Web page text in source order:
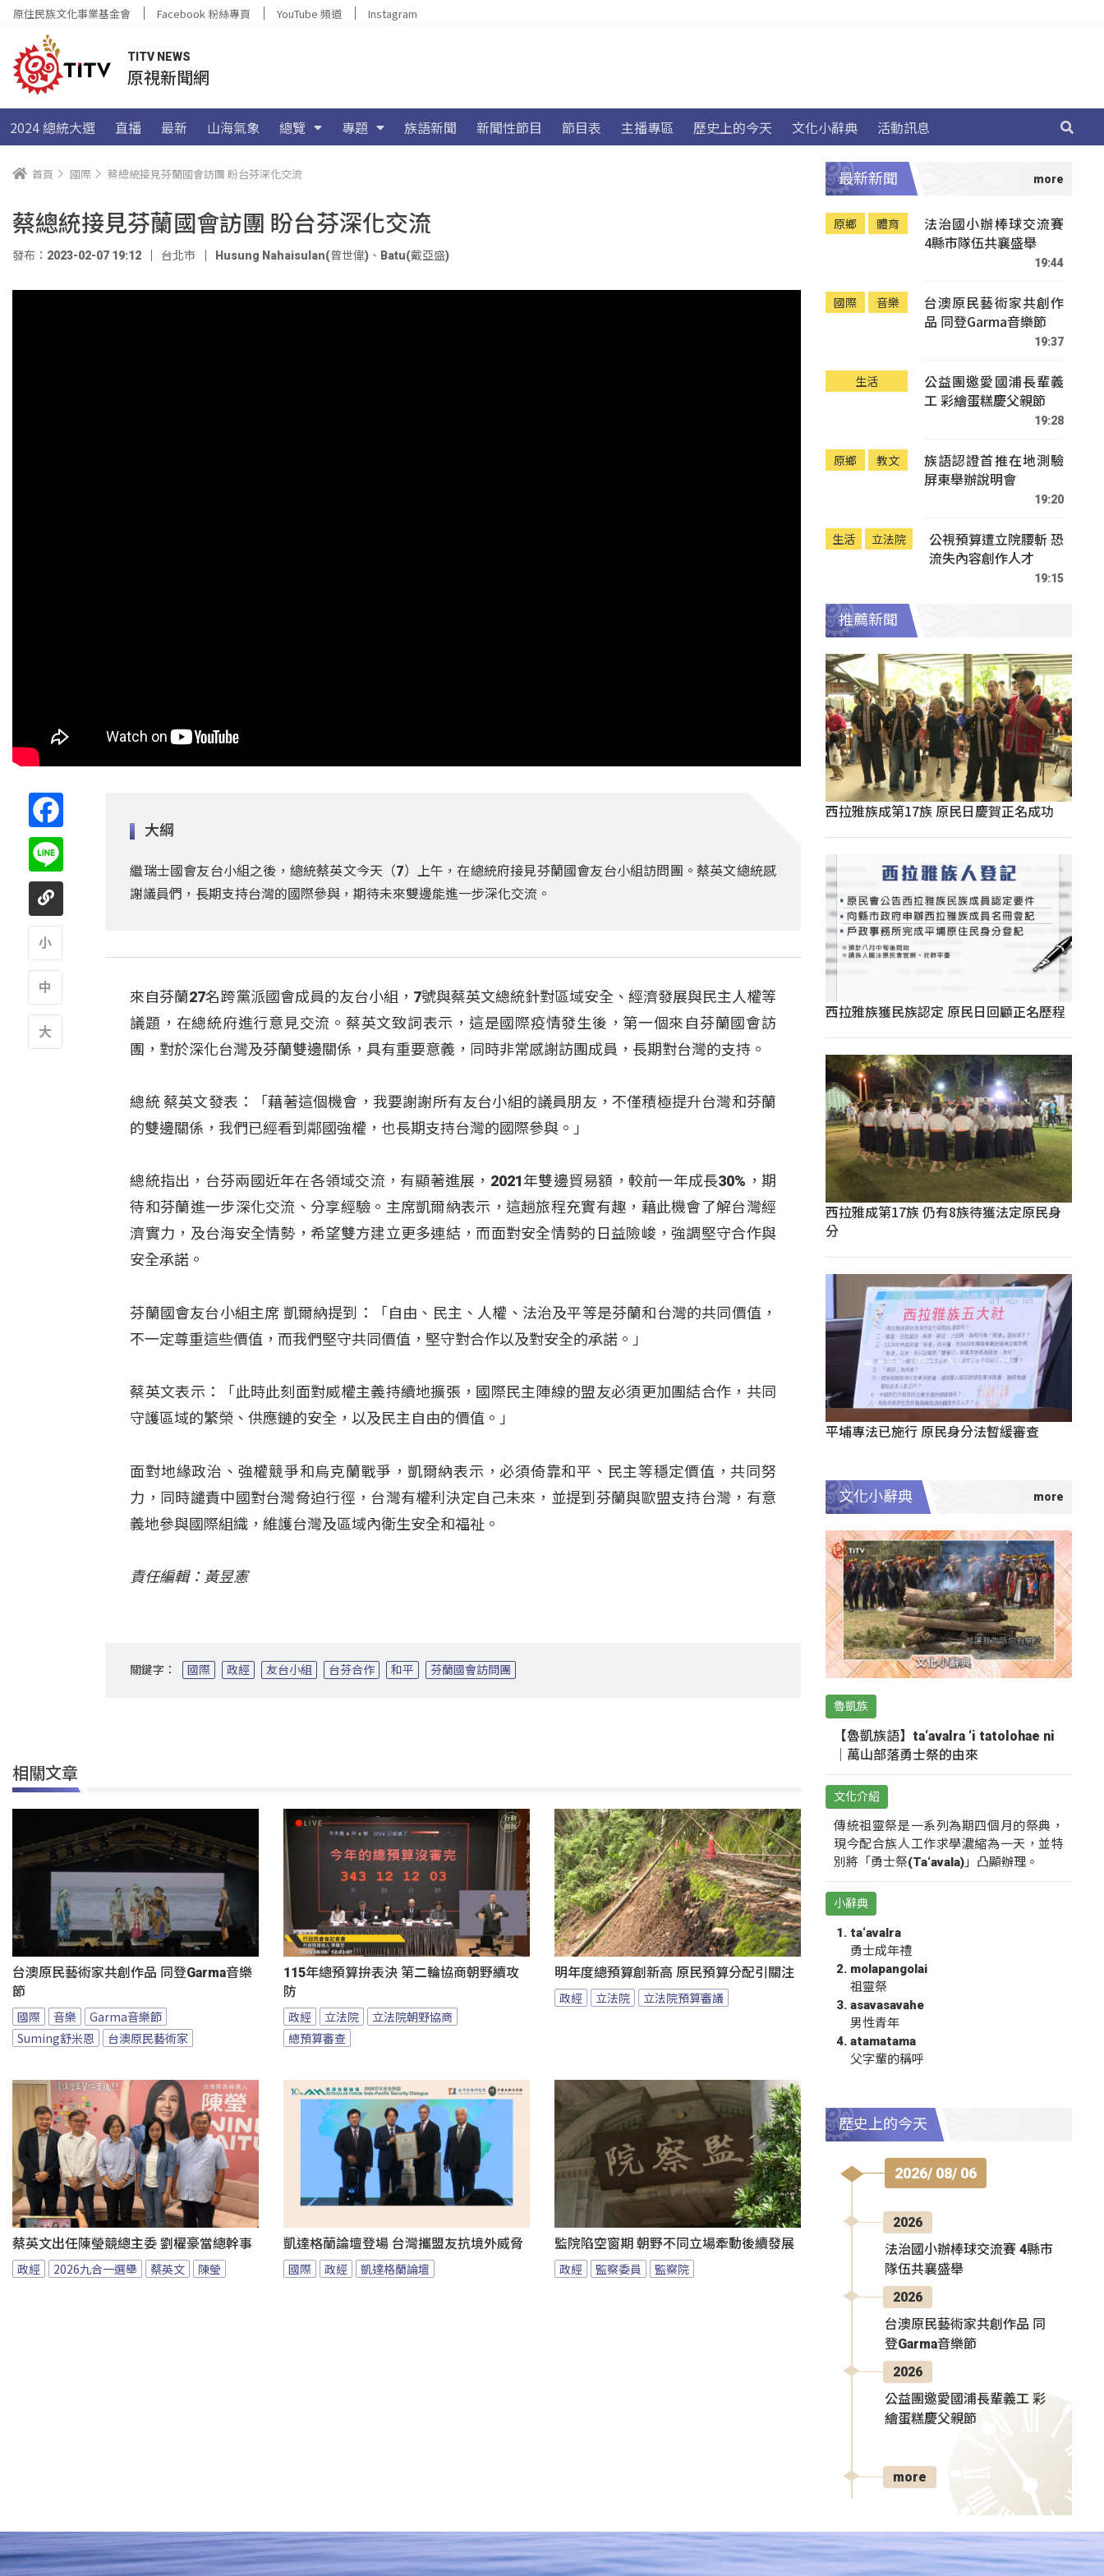
原住民族文化事業基金會 Facebook 粉絲專頁 YouTube 頻道 Instagram
TITV NEWS
原視新聞網
2024 總統大選 直播 最新 山海氣象 總覽 專題 族語新聞 新聞性節目 節目表 主播專區 歷史上的今天 文化小辭典 活動訊息
首頁 國際 蔡總統接見芬蘭國會訪團 盼台芬深化交流
蔡總統接見芬蘭國會訪團 盼台芬深化交流
發布：2023-02-07 19:12 台北市 Husung Nahaisulan(曾世偉) 、 Batu(戴亞盛)
大綱
繼瑞士國會友台小組之後，總統蔡英文今天（7）上午，在總統府接見芬蘭國會友台小組訪問團。蔡英文總統感
謝議員們，長期支持台灣的國際參與，期待未來雙邊能進一步深化交流。
來自芬蘭27名跨黨派國會成員的友台小組，7號與蔡英文總統針對區域安全、經濟發展與民主人權等
議題，在總統府進行意見交流。蔡英文致詞表示，這是國際疫情發生後，第一個來自芬蘭國會訪
團，對於深化台灣及芬蘭雙邊關係，具有重要意義，同時非常感謝訪團成員，長期對台灣的支持。
總統 蔡英文發表：「藉著這個機會，我要謝謝所有友台小組的議員朋友，不僅積極提升台灣和芬蘭
的雙邊關係，我們已經看到鄰國強權，也長期支持台灣的國際參與。」
總統指出，台芬兩國近年在各領域交流，有顯著進展，2021年雙邊貿易額，較前一年成長30%，期
待和芬蘭進一步深化交流、分享經驗。主席凱爾納表示，這趟旅程充實有趣，藉此機會了解台灣經
濟實力，及台海安全情勢，希望雙方建立更多連結，而面對安全情勢的日益險峻，強調堅守合作與
安全承諾。
芬蘭國會友台小組主席 凱爾納提到：「自由、民主、人權、法治及平等是芬蘭和台灣的共同價值，
不一定尊重這些價值，而我們堅守共同價值，堅守對合作以及對安全的承諾。」
蔡英文表示：「此時此刻面對威權主義持續地擴張，國際民主陣線的盟友必須更加團結合作，共同
守護區域的繁榮、供應鏈的安全，以及民主自由的價值。」
面對地緣政治、強權競爭和烏克蘭戰爭，凱爾納表示，必須倚靠和平、民主等穩定價值，共同努
力，同時譴責中國對台灣脅迫行徑，台灣有權利決定自己未來，並提到芬蘭與歐盟支持台灣，有意
義地參與國際組織，維護台灣及區域內衛生安全和福祉。
責任編輯：黃昱憲
關鍵字： 國際 政經 友台小組 台芬合作 和平 芬蘭國會訪問團
相關文章
台澳原民藝術家共創作品 同登Garma音樂
節
國際 音樂
Garma音樂節
Suming舒米恩
台澳原民藝術家
115年總預算拚表決 第二輪協商朝野續攻
防
政經 立法院
立法院朝野協商
總預算審查
明年度總預算創新高 原民預算分配引關注
政經 立法院 立法院預算審議
蔡英文出任陳瑩競總主委 劉櫂豪當總幹事
政經 2026九合一選舉 蔡英文 陳瑩
凱達格蘭論壇登場 台灣攜盟友抗境外威脅
國際 政經 凱達格蘭論壇
監院陷空窗期 朝野不同立場牽動後續發展
政經 監察委員 監察院
最新新聞
原鄉 體育
法治國小辦棒球交流賽
4縣市隊伍共襄盛舉
19:44
國際 音樂
台澳原民藝術家共創作
品 同登Garma音樂節
19:37
生活
公益團邀愛國浦長輩義
工 彩繪蛋糕慶父親節
19:28
原鄉 教文
族語認證首推在地測驗
屏東舉辦說明會
19:20
生活 立法院
公視預算遭立院腰斬 恐
流失內容創作人才
19:15
推薦新聞
西拉雅族成第17族 原民日慶賀正名成功
西拉雅族獲民族認定 原民日回顧正名歷程
西拉雅成第17族 仍有8族待獲法定原民身
分
平埔專法已施行 原民身分法暫緩審查
文化小辭典
魯凱族
【魯凱族語】ta‘avalra ‘i tatolohae ni
｜萬山部落勇士祭的由來
文化介紹
傳統祖靈祭是一系列為期四個月的祭典，
現今配合族人工作求學濃縮為一天，並特
別將「勇士祭(Ta‘avala)」凸顯辦理。
小辭典
ta‘avalra
勇士成年禮
molapangolai
祖靈祭
asavasavahe
男性青年
atamatama
父字輩的稱呼
歷史上的今天
2026/ 08/ 06
2026
法治國小辦棒球交流賽 4縣市
隊伍共襄盛舉
2026
台澳原民藝術家共創作品 同
登Garma音樂節
2026
公益團邀愛國浦長輩義工 彩
繪蛋糕慶父親節
more